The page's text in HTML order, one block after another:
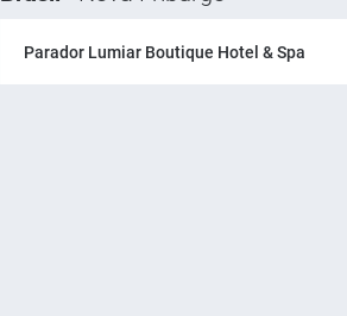
Parador Lumiar Boutique Hotel & Spa